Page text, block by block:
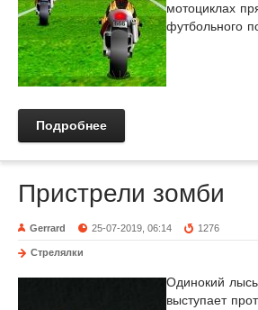
мотоциклах
футбольного
Подробнее
Пристрели зомби
Gerrard 25-07-2019, 06:14 1276
Стрелялки
Одинокий
выступает